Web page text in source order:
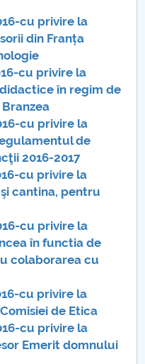
2016
2016
2016
2016
2016
2016
2016
2014
2016
cu privire la
din Franța
cu privire la
în regim de
cu privire la
de
2016-2017
cu privire la
cantina, pentru
cu privire la
în functia de
colaborarea cu
cu privire la
de Etica
cu privire la
Emerit domnului